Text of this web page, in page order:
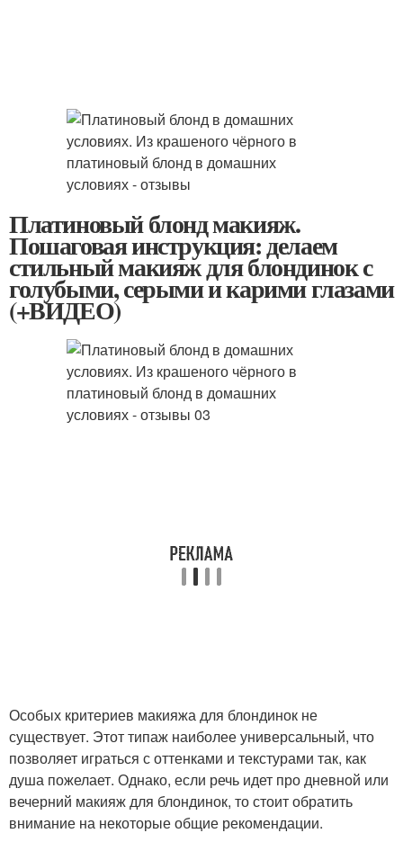
Платиновый блонд макияж.
Пошаговая инструкция: делаем
стильный макияж для блондинок с
голубыми, серыми и карими глазами
(+ВИДЕО)
Особых критериев макияжа для блондинок не
существует. Этот типаж наиболее универсальный, что
позволяет играться с оттенками и текстурами так, как
душа пожелает. Однако, если речь идет про дневной или
вечерний макияж для блондинок, то стоит обратить
внимание на некоторые общие рекомендации.